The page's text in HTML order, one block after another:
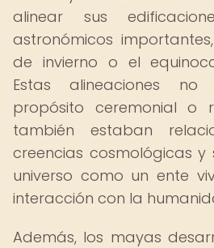
alinear sus
astronómicos
de invierno o el
Estas alineaciones
propósito ceremonial o
también estaban
creencias cosmológicas y
universo como un ente
interacción con la
Además, los mayas